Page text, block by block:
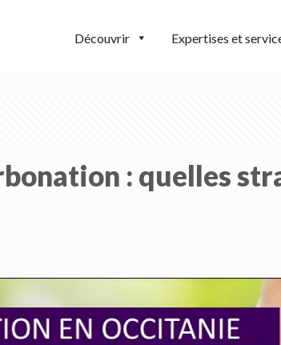
Découvrir Expertises et
: quelles